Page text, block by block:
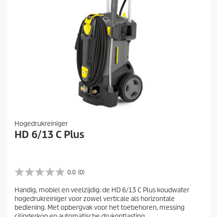
Hogedrukreiniger
HD 6/13 C Plus
0.0 (0)
0
0
v
a
Handig, mobiel en veelzijdig: de HD 6/13 C Plus koudwater
hogedrukreiniger voor zowel verticale als horizontale
bediening. Met opbergvak voor het toebehoren, messing